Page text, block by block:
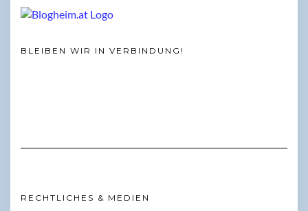
BLEIBEN WIR IN VERBINDUNG!
RECHTLICHES & MEDIEN